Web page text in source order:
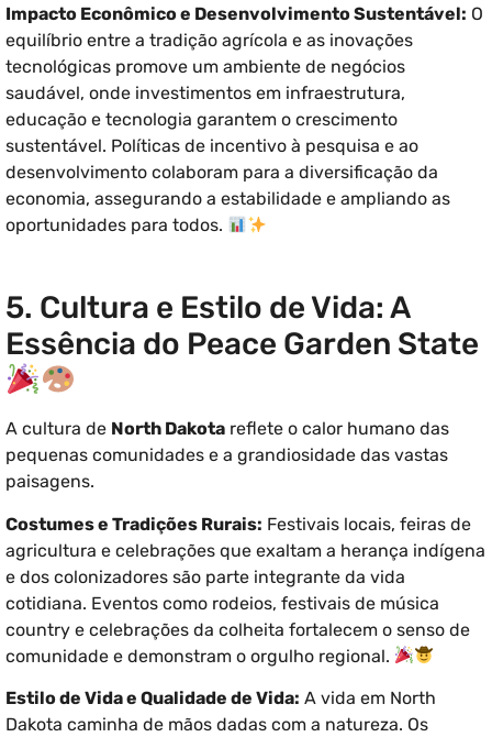
Impacto Econômico e Desenvolvimento Sustentável: O
equilíbrio entre a tradição agrícola e as inovações
tecnológicas promove um ambiente de negócios
saudável, onde investimentos em infraestrutura,
educação e tecnologia garantem o crescimento
sustentável. Políticas de incentivo à pesquisa e ao
desenvolvimento colaboram para a diversificação da
economia, assegurando a estabilidade e ampliando as
oportunidades para todos.
5. Cultura e Estilo de Vida: A
Essência do Peace Garden State
A cultura de North Dakota reflete o calor humano das
pequenas comunidades e a grandiosidade das vastas
paisagens.
Costumes e Tradições Rurais: Festivais locais, feiras de
agricultura e celebrações que exaltam a herança indígena
e dos colonizadores são parte integrante da vida
cotidiana. Eventos como rodeios, festivais de música
country e celebrações da colheita fortalecem o senso de
comunidade e demonstram o orgulho regional.
Estilo de Vida e Qualidade de Vida: A vida em North
Dakota caminha de mãos dadas com a natureza. Os